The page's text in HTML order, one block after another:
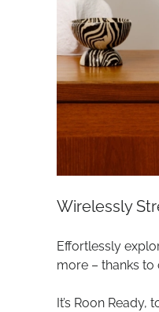
Wirelessly
Effortlessly
more – thanks
It’s Roon